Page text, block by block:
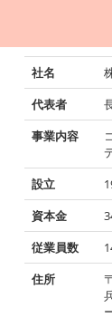
社名
代表者
事業内容
設立
資本金
従業員数
住所